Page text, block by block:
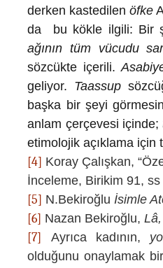
derken kastedilenöfke
da bu kökle ilgili: Bir
ağının tüm vücudu
sözcükte içerili.
geliyor. Taassup
başka bir şeyi
anlam çerçevesi içinde;
etimolojik açıklama için
[4] Koray Çalışkan,
İnceleme, Birikim 91,
[5] N.Bekiroğluİsimle
[6] Nazan Bekiroğlu,
[7] Ayrıca kadının,
olduğunu onaylamak